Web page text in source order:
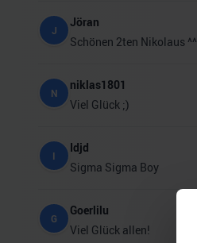
J
Jöran
Schönen 2ten Nikolaus ^^
N
niklas1801
Viel Glück ;)
I
Idjd
Sigma Sigma Boy
G
Goerlilu
Viel Glück allen!